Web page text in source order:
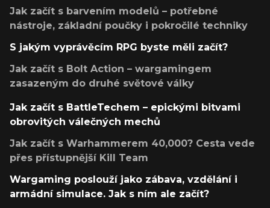
Jak začít s barvením modelů – potřebné
nástroje, základní poučky i pokročilé techniky
S jakým vyprávěcím RPG byste měli začít?
Jak začít s Bolt Action – wargamingem
zasazeným do druhé světové války
Jak začít s BattleTechem – epickými bitvami
obrovitých válečných mechů
Jak začít s Warhammerem 40,000? Cesta vede
přes přístupnější Kill Team
Wargaming poslouží jako zábava, vzdělání i
armádní simulace. Jak s ním ale začít?